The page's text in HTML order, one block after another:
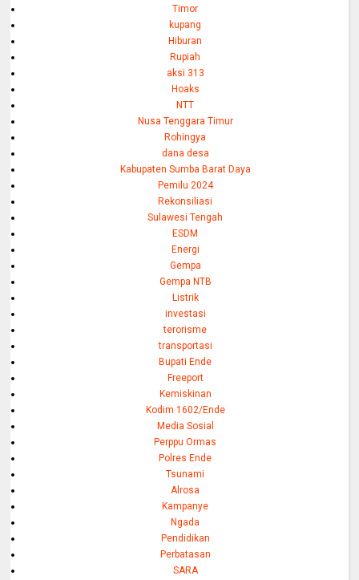
Timor
kupang
Hiburan
Rupiah
aksi 313
Hoaks
NTT
Nusa Tenggara Timur
Rohingya
dana desa
Kabupaten Sumba Barat Daya
Pemilu 2024
Rekonsiliasi
Sulawesi Tengah
ESDM
Energi
Gempa
Gempa NTB
Listrik
investasi
terorisme
transportasi
Bupati Ende
Freeport
Kemiskinan
Kodim 1602/Ende
Media Sosial
Perppu Ormas
Polres Ende
Tsunami
Alrosa
Kampanye
Ngada
Pendidikan
Perbatasan
SARA